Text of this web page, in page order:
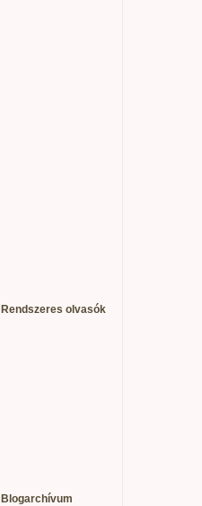
Rendszeres olvasók
Blogarchívum